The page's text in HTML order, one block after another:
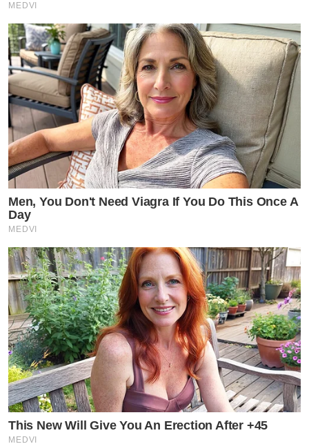
MEDVI
Men, You Don't Need Viagra If You Do This Once A
Day
MEDVI
This New Will Give You An Erection After +45
MEDVI